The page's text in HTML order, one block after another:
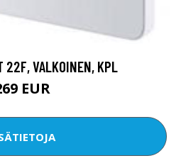
22F, VALKOINEN, KPL
EUR